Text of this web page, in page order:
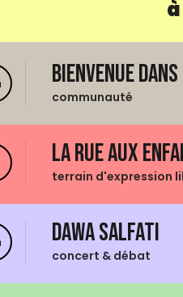
Bienvenue
communauté
La Rue aux
terrain d'expression
Dawa Salfati
concert & débat